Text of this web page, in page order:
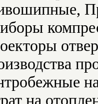
на